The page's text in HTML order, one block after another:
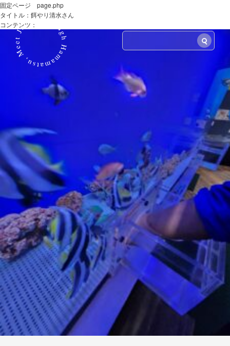
固定ページ page.php
タイトル：餌やり清水さん
コンテンツ：